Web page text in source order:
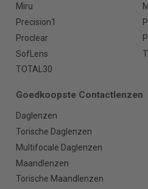
Miru
Precision1
Proclear
SofLens
TOTAL30
Goedkoopste Contactlenzen
Daglenzen
Torische Daglenzen
Multifocale Daglenzen
Maandlenzen
Torische Maandlenzen